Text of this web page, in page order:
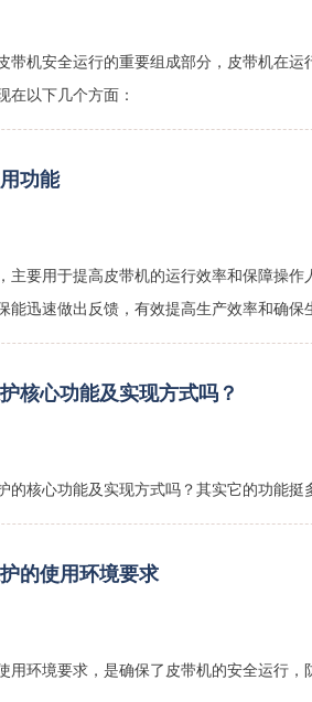
带机安全运行的重要组成部分，皮带机在
在以下几个方面：
功能
主要用于提高皮带机的运行效率和保障操
能迅速做出反馈，有效提高生产效率和确保
核心功能及实现方式‌吗？
的核心功能及实现方式吗？其实它的功能
的使用环境要求
用环境要求，是确保了皮带机的安全运行，